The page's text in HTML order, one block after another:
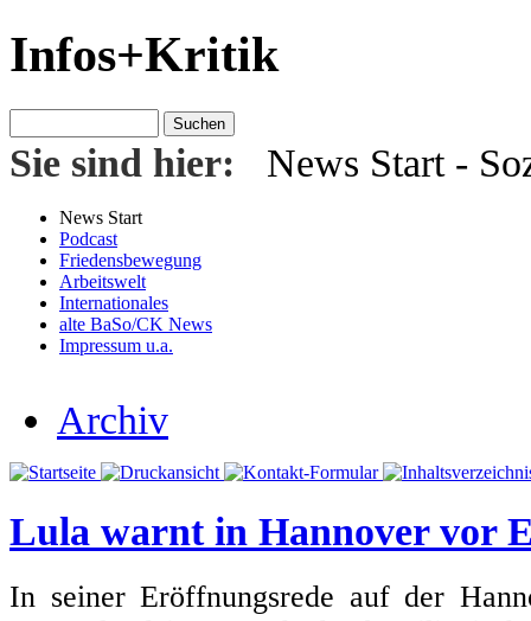
Infos+Kritik
Sie sind hier: News Start-
News Start
Podcast
Friedensbewegung
Arbeitswelt
Internationales
alte BaSo/CK News
Impressum u.a.
Archiv
Lula warnt in Hannover vor
In seiner Eröffnungsrede auf der